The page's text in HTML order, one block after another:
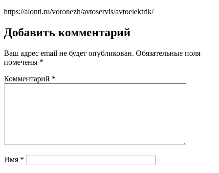
https://alonti.ru/voronezh/avtoservis/avtoelektrik/
Добавить комментарий
Ваш адрес email не будет опубликован. Обязательные поля
помечены *
Комментарий *
Имя *